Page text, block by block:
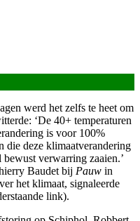
werd het zelfs te heet om
‘De 40+ temperaturen
is voor 100%
die deze klimaatverandering
verwarring zaaien.’
Baudet bij Pauw in
het klimaat, signaleerde
link).